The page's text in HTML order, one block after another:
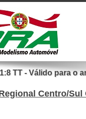
TT - Válido para o
Centro/